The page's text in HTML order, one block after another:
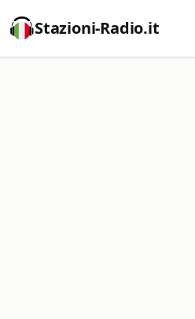
Stazioni-Radio.it